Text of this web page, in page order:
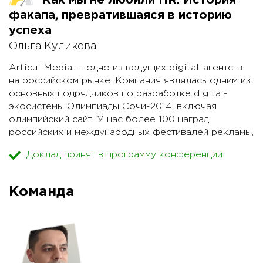
факапа, превратившаяся в историю
успеха
Ольга Куликова
Articul Media — одно из ведущих digital-агентств
на российском рынке. Компания являлась одним из
основных подрядчиков по разработке digital-
экосистемы Олимпиады Сочи-2014, включая
олимпийский сайт. У нас более 100 наград
российских и международных фестивалей рекламы,
определенного размера, мы сдувались и
откатывались назад. Мы росли вместе с рынком, но
Я расскажу, почему мы считаем долгое отсутствие
HR-менеджера и HR-команды факапом. IT- и
Доклад принят в программу конференции
Команда